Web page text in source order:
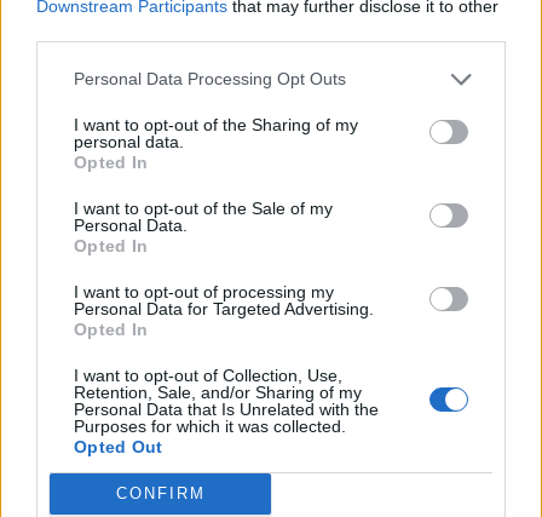
Downstream Participants that may further disclose it to other
Personal Data Processing Opt Outs
I want to opt-out of the Sharing of my
personal data.
Opted In
I want to opt-out of the Sale of my
Personal Data.
Opted In
I want to opt-out of processing my
Personal Data for Targeted Advertising.
Opted In
I want to opt-out of Collection, Use,
Retention, Sale, and/or Sharing of my
Personal Data that Is Unrelated with the
Purposes for which it was collected.
Opted Out
CONFIRM
Θέσεις Εργασίας ανά Ειδικότητα
Θέσεις Εργασίας ανά Εταιρεία
Κέντρο Βοήθειας
Καταχώρηση Online Βιογραφικού
Συμβουλές Καριέρας
HR corner